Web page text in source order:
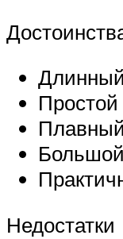
Недостатки